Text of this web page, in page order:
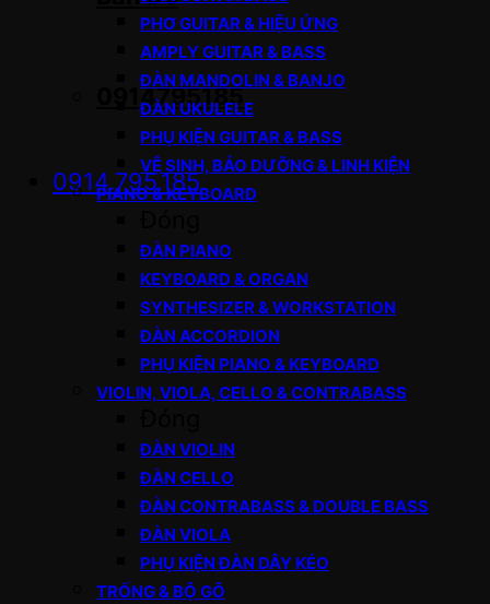
0914795185
0914.795.185
PHƠ GUITAR & HIỆU ỨNG
AMPLY GUITAR & BASS
ĐÀN MANDOLIN & BANJO
ĐÀN UKULELE
PHỤ KIỆN GUITAR & BASS
VỆ SINH, BẢO DƯỠNG & LINH KIỆN
PIANO & KEYBOARD
ĐÀN PIANO
KEYBOARD & ORGAN
SYNTHESIZER & WORKSTATION
ĐÀN ACCORDION
PHỤ KIỆN PIANO & KEYBOARD
VIOLIN, VIOLA, CELLO & CONTRABASS
ĐÀN VIOLIN
ĐÀN CELLO
ĐÀN CONTRABASS & DOUBLE BASS
ĐÀN VIOLA
PHỤ KIỆN ĐÀN DÂY KÉO
TRỐNG & BỘ GÕ